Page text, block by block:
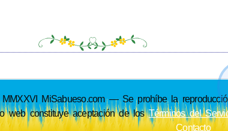
MiSabueso.com — Se prohíbe la
web constituye aceptación de losTérminos del
Contacto